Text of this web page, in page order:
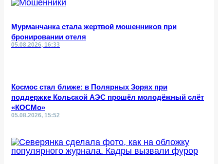
Мурманчанка стала жертвой мошенников при
бронировании отеля
05.08.2026, 16:33
Космос стал ближе: в Полярных Зорях при
поддержке Кольской АЭС прошёл молодёжный слёт
«КОСМо»
05.08.2026, 15:52